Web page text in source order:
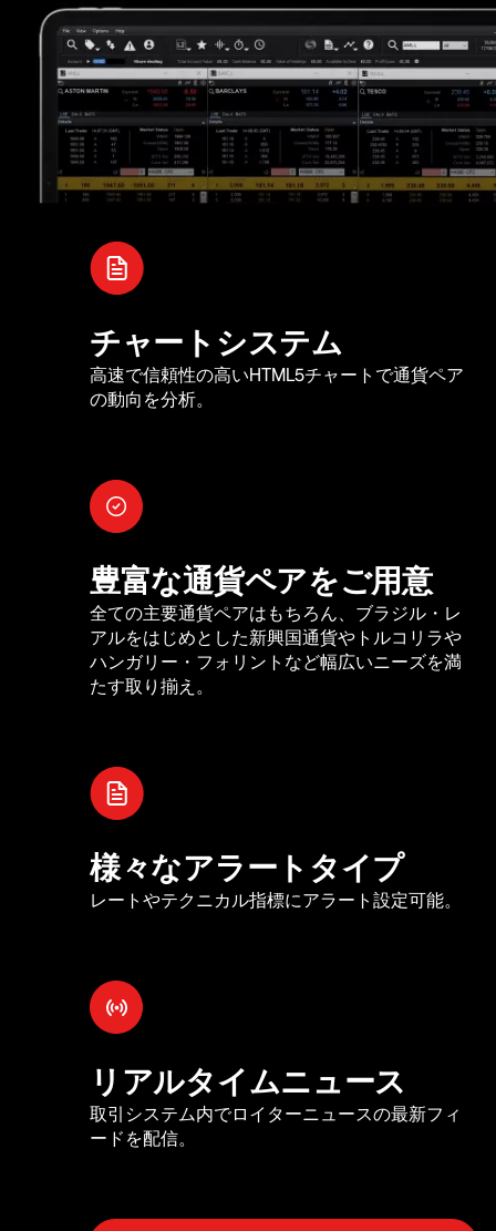
チャートシステム
高速で信頼性の高いHTML5チャートで通貨ペア
の動向を分析。
豊富な通貨ペアをご用意
全ての主要通貨ペアはもちろん、ブラジル・レ
アルをはじめとした新興国通貨やトルコリラや
ハンガリー・フォリントなど幅広いニーズを満
たす取り揃え。
様々なアラートタイプ
レートやテクニカル指標にアラート設定可能。
リアルタイムニュース
取引システム内でロイターニュースの最新フィ
ードを配信。